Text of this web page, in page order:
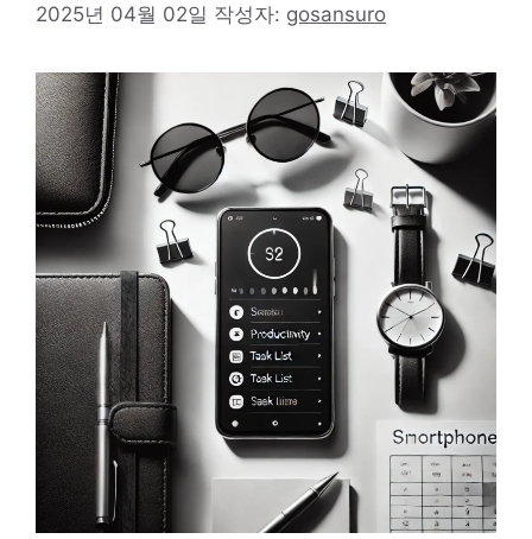
2025년 04월 02일 작성자: gosansuro